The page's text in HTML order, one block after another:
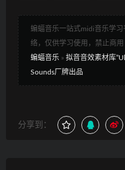
蝙蝠音乐一站式midi音乐学
络，仅供学习使用，禁止商用
蝙蝠音乐 » 拟音音效素材库
Sounds厂牌出品
分享到：